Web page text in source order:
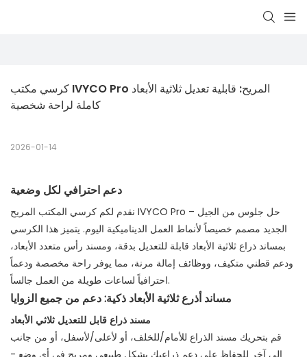
كرسي مكتب IVYCO Pro المريح: قابلية تعديل ثلاثية الأبعاد
كاملة لراحة شخصية
2026-01-14
دعم احترافي لكل وضعية
نقدم لكم كرسي المكتب المريح IVYCO Pro – حل جلوس من الجيل
الجديد مصمم خصيصاً لأنماط العمل الديناميكية اليوم. يتميز هذا الكرسي
بمساند ذراع ثلاثية الأبعاد قابلة للتعديل بدقة، ومسند رأس متعدد الأبعاد،
ودعم قطني متكيف، ووظائف إمالة مرنة، مما يوفر راحة مخصصة ودعماً
احترافياً لساعات طويلة من العمل جالساً.
مساند أذرع ثلاثية الأبعاد ذكية: دعم من جميع الزوايا
مسند ذراع قابل للتعديل ثلاثي الأبعاد
قم بتحريك مسند الذراع للأمام/للخلف، أو لأعلى/لأسفل، أو من جانب